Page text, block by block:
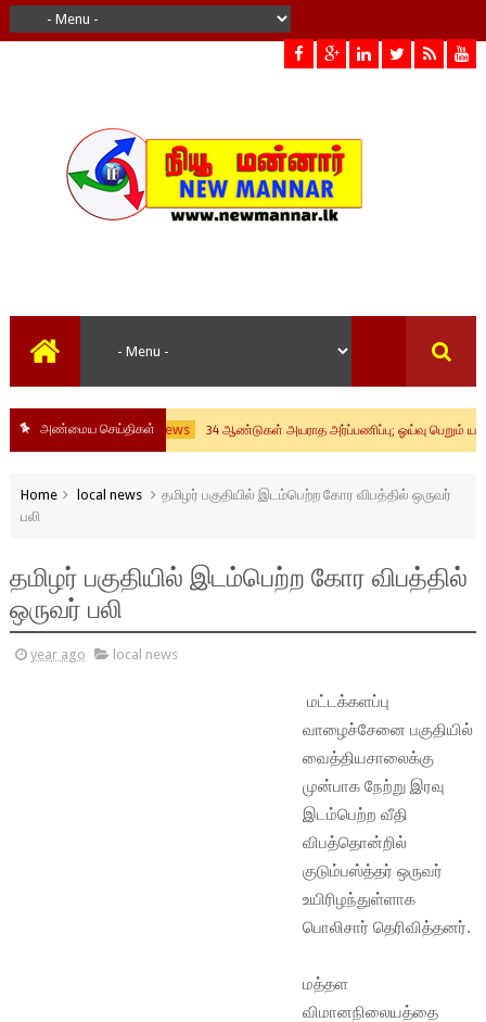
அண்மைய செய்திகள்
local news 34 ஆண்டுகள் அயராத அர்ப்பணிப்பு; ஓய்வு பெறும் யாழ்ப்பாண
Home local news
தமிழர் பகுதியில் இடம்பெற்ற கோர விபத்தில் ஒருவர்
பலி
தமிழர் பகுதியில் இடம்பெற்ற கோர விபத்தில்
ஒருவர் பலி
year ago local news
மட்டக்களப்பு
வாழைச்சேனை பகுதியில்
வைத்தியசாலைக்கு
முன்பாக நேற்று இரவு
இடம்பெற்ற வீதி
விபத்தொன்றில்
குடும்பஸ்த்தர் ஒருவர்
உயிரிழந்துள்ளாக
பொலிசார் தெரிவித்தனர்.
மத்தள
விமானநிலையத்தை